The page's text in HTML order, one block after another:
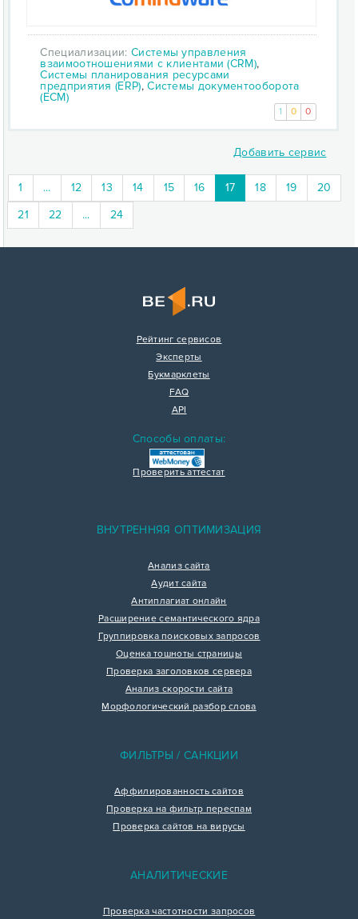
Специализации: Системы управления
взаимоотношениями с клиентами (CRM),
Системы планирования ресурсами
предприятия (ERP),Системы документооборота
(ECM)
1 0 0
Добавить сервис
1 ... 12 13 14 15 16 17(current)
18 19
20
21
22 ... 24
Рейтинг сервисов
Эксперты
Букмарклеты
FAQ
API
Способы оплаты:
Проверить аттестат
ВНУТРЕННЯЯ ОПТИМИЗАЦИЯ
Анализ сайта
Аудит сайта
Антиплагиат онлайн
Расширение семантического ядра
Группировка поисковых запросов
Оценка тошноты страницы
Проверка заголовков сервера
Анализ скорости сайта
Морфологический разбор слова
ФИЛЬТРЫ / САНКЦИИ
Аффилированность сайтов
Проверка на фильтр переспам
Проверка сайтов на вирусы
АНАЛИТИЧЕСКИЕ
Проверка частотности запросов